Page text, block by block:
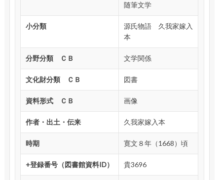
随筆文学
小分類
源氏物語 久我家嫁入
本
分野分類 ＣＢ 文学関係
文化財分類 ＣＢ 図書
資料形式 ＣＢ 画像
作者・出土・伝来 久我家嫁入本
時期 寛文８年（1668）頃
+登録番号（図書館資料ID） 貴3696